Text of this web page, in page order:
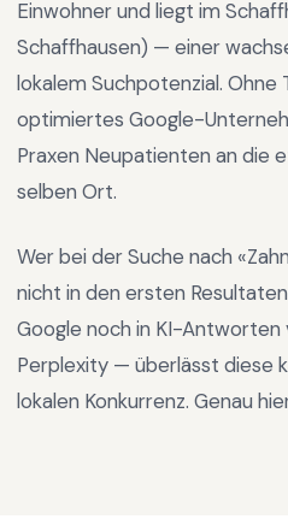
Einwohner und liegt im
Schaffhausen) — einer
lokalem Suchpotenzial. Ohne
optimiertes Google-
Praxen Neupatienten an die
selben Ort.
Wer bei der Suche nach «
nicht in den ersten
Google noch in KI-Antworten
Perplexity — überlässt diese
lokalen Konkurrenz. Genau